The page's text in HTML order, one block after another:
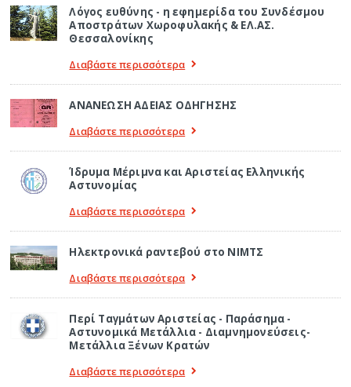
Λόγος ευθύνης - η εφημερίδα του Συνδέσμου
Αποστράτων Χωροφυλακής & ΕΛ.ΑΣ.
Θεσσαλονίκης
Διαβάστε περισσότερα
ΑΝΑΝΕΩΣΗ ΑΔΕΙΑΣ ΟΔΗΓΗΣΗΣ
Διαβάστε περισσότερα
Ίδρυμα Μέριμνα και Αριστείας Ελληνικής
Αστυνομίας
Διαβάστε περισσότερα
Ηλεκτρονικά ραντεβού στο ΝΙΜΤΣ
Διαβάστε περισσότερα
Περί Ταγμάτων Αριστείας - Παράσημα -
Αστυνομικά Μετάλλια - Διαμνημονεύσεις-
Μετάλλια Ξένων Κρατών
Διαβάστε περισσότερα